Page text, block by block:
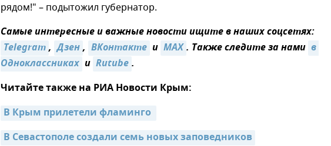
рядом!" – подытожил губернатор.
Самые интересные и важные новости ищите в наших соцсетях:
Telegram, Дзен, ВКонтакте и MAX. Также следите за нами в
Одноклассниках и Rutube.
Читайте также на РИА Новости Крым:
В Крым прилетели фламинго
В Севастополе создали семь новых заповедников